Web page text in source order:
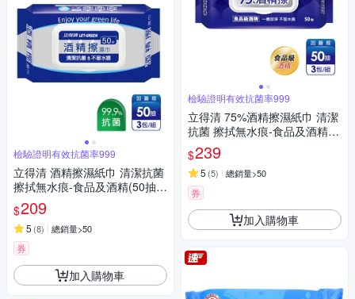
檢驗證明有效抗菌率999
立得清 酒精擦濕紙巾 清潔抗菌
擦拭無水痕-食品及酒精(50抽x
3包)
$209
5 (8) 總銷量>50
券
加入購物車
檢驗證明有效抗菌率999
立得清 75%酒精擦濕紙巾 清潔
抗菌 擦拭無水痕-食品及酒精/
加蓋裝(50抽x3包)
$239
5 (5) 總銷量>50
券
加入購物車